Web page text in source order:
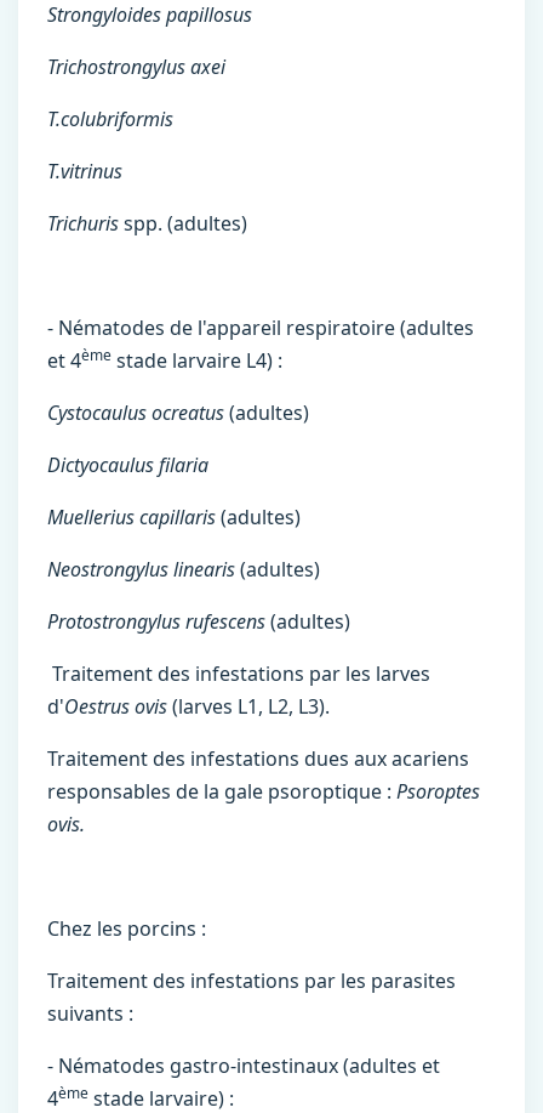
Strongyloides papillosus
Trichostrongylus axei
T.colubriformis
T.vitrinus
Trichurisspp. (adultes)
- Nématodes de l'appareil respiratoire (adultes
et 4ème stade larvaire L4) :
Cystocaulus ocreatus(adultes)
Dictyocaulus filaria
Muellerius capillaris(adultes)
Neostrongylus linearis(adultes)
Protostrongylus rufescens(adultes)
Traitement des infestations par les larves
d'Oestrus ovis(larves L1, L2, L3).
Traitement des infestations dues aux acariens
responsables de la gale psoroptique : Psoroptes
ovis.
Chez les porcins :
Traitement des infestations par les parasites
suivants :
- Nématodes gastro-intestinaux (adultes et
4ème stade larvaire) :